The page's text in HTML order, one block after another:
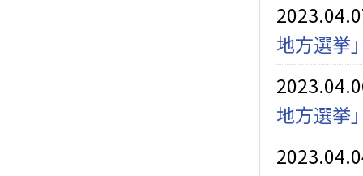
地方選挙
地方選挙